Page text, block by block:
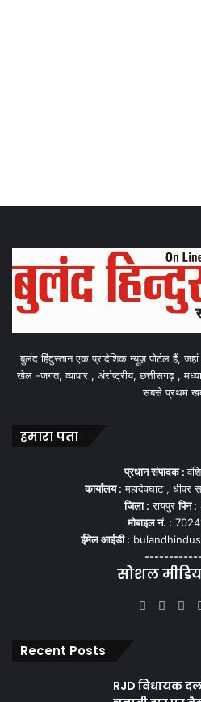
बुलंद हिंदुस्तान एक प्रादेशिक न्यूज़ पोर्टल हैं,
खेल -जगत, व्यापार , अंर्राष्ट्रीय, छत्तीसगढ़ ,
सबसे प्रथम
हमारा पता
प्रधान संपादक :
कार्यालय : महादेवघाट , धीवर
जिला : रायपुरपिन :
मोबाइल नं. :
ईमेल आईडी :
सोशल
X
Recent Posts
RJD विधायक